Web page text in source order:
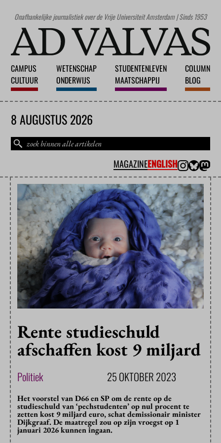
Onafhankelijke journalistiek over de Vrije Universiteit Amsterdam | Sinds 1953
CAMPUS
CULTUUR
WETENSCHAP
ONDERWIJS
STUDENTENLEVEN
MAATSCHAPPIJ
COLUMN
BLOG
8 AUGUSTUS 2026
MAGAZINEENGLISH
Rente studieschuld
afschaffen kost 9 miljard
Politiek 25 OKTOBER 2023
Het voorstel van D66 en SP om de rente op de
studieschuld van ‘pechstudenten’ op nul procent te
zetten kost 9 miljard euro, schat demissionair minister
Dijkgraaf. De maatregel zou op zijn vroegst op 1
januari 2026 kunnen ingaan.